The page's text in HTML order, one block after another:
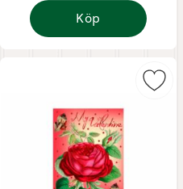
Köp
Dubbelt Kort M.T